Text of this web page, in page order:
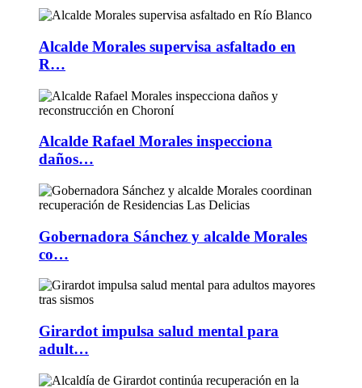
Alcalde Morales supervisa asfaltado en
R…
Alcalde Rafael Morales inspecciona
daños…
Gobernadora Sánchez y alcalde Morales
co…
Girardot impulsa salud mental para
adult…